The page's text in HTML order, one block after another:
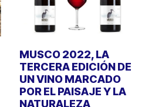
MUSCO 2022, LA
TERCERA EDICIÓN DE
UN VINO MARCADO
POR EL PAISAJE Y LA
NATURALEZA